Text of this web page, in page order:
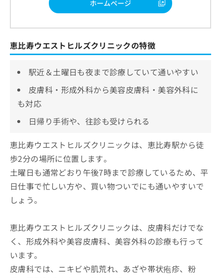
ホームページ
恵比寿ウエストヒルズクリニックの特徴
駅近＆土曜日も夜まで診療していて通いやすい
皮膚科・形成外科から美容皮膚科・美容外科に
も対応
日帰り手術や、往診も受けられる
恵比寿ウエストヒルズクリニックは、恵比寿駅から徒
歩2分の場所に位置します。
土曜日も通常どおり午後7時まで診療しているため、平
日仕事で忙しい方や、買い物ついでにも通いやすいで
しょう。
恵比寿ウエストヒルズクリニックは、皮膚科だけでな
く、形成外科や美容皮膚科、美容外科の診療も行って
います。
皮膚科では、ニキビや肌荒れ、あざや帯状疱疹、粉